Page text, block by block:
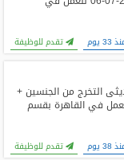
33 يوم تقدم للوظيفة
التخرج من الجنسين +
يشترط حسن المظهر ... بتاريخ 2026-07-01 للعمل في القاهرة بقسم
38 يوم تقدم للوظيفة